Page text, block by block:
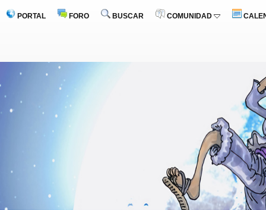
PORTAL FORO BUSCAR COMUNIDAD